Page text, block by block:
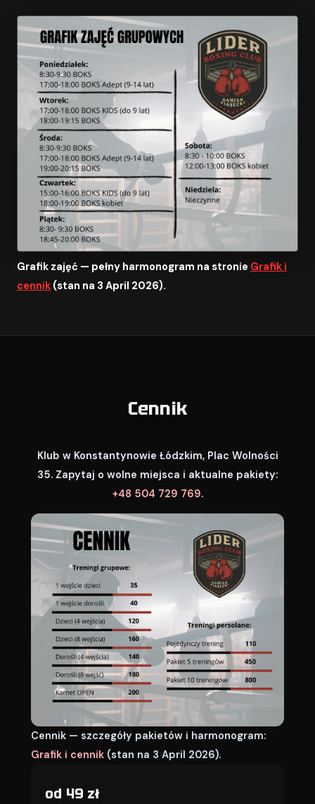
Grafik zajęć — pełny harmonogram na stronie Grafik i
cennik (stan na 3 April 2026).
Cennik
Klub w Konstantynowie Łódzkim, Plac Wolności
35. Zapytaj o wolne miejsca i aktualne pakiety:
+48 504 729 769.
Cennik — szczegóły pakietów i harmonogram:
Grafik i cennik (stan na 3 April 2026).
od 49 zł